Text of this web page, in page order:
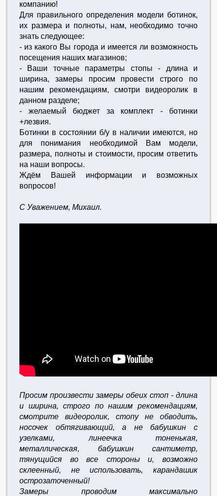
компанию!
Для правильного определения модели ботинок,
их размера и полноты, нам, необходимо точно
знать следующее:
- из какого Вы города и имеется ли возможность
посещения наших магазинов;
- Ваши точные параметры стопы - длина и
ширина, замеры просим провести строго по
нашим рекомендациям, смотри видеоролик в
данном разделе;
- желаемый бюджет за комплект - ботинки
+лезвия.
Ботинки в состоянии б/у в наличии имеются, но
для понимания необходимой Вам модели,
размера, полноты и стоимости, просим ответить
на наши вопросы.
Ждём Вашей информации и возможных
вопросов!
С Уважением, Михаил.
Просим произвести замеры обеих стоп - длина
и ширина, строго по нашим рекомендациям,
смотрите видеоролик, стопу не обводить,
носочек обтягивающий, а не бабушкин с
узелками, линеечка тоненькая,
металлическая, бабушкин сантиметр,
тянущийся во все стороны и, возможно
склеенный, не использовать, карандашик
острозаточенный!
Замеры проводим максимально